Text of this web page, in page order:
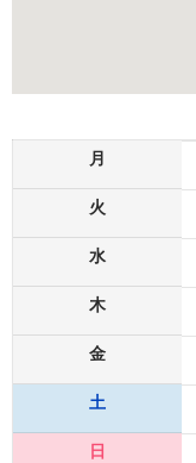
月
火
水
木
金
土
日